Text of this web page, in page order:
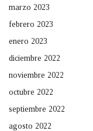
marzo 2023
febrero 2023
enero 2023
diciembre 2022
noviembre 2022
octubre 2022
septiembre 2022
agosto 2022